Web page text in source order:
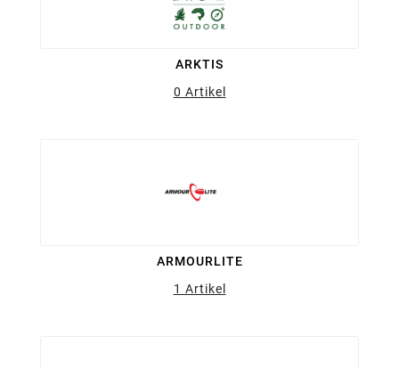
ARKTIS
0 Artikel
ARMOURLITE
1 Artikel